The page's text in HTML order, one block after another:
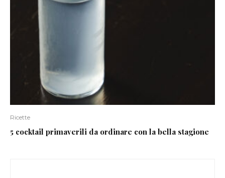
Ricette
5 cocktail primaverili da ordinare con la bella stagione